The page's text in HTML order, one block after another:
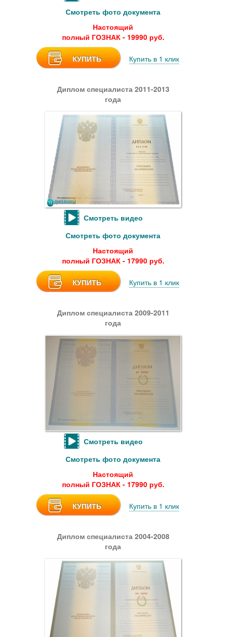
Смотреть фото документа
Настоящий
полный ГОЗНАК - 19990 руб.
КУПИТЬ Купить в 1 клик
Диплом специалиста 2011-2013
года
Смотреть видео
Смотреть фото документа
Настоящий
полный ГОЗНАК - 17990 руб.
КУПИТЬ Купить в 1 клик
Диплом специалиста 2009-2011
года
Смотреть видео
Смотреть фото документа
Настоящий
полный ГОЗНАК - 17990 руб.
КУПИТЬ Купить в 1 клик
Диплом специалиста 2004-2008
года